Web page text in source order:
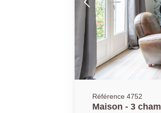
Référence 4752
Maison - 3